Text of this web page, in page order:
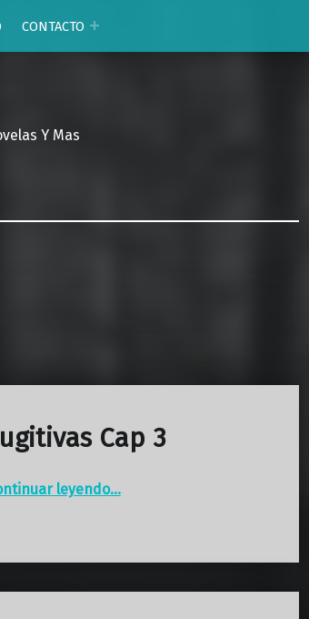
CONTACTO
Y Mas
Cap 3
leyendo…